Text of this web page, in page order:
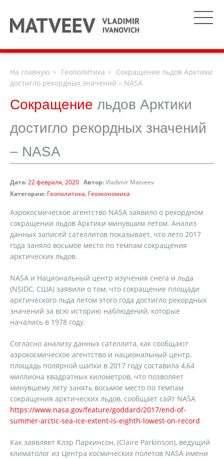
На главную Геополитика
Сокращение льдов Арктики
достигло рекордных значений – NASA
Сокращение льдов Арктики
достигло рекордных значений
– NASA
Дата:22 февраля, 2020 Автор:Vladimir Matveev
Категории: Геополитика Геоэкономика
Аэрокосмическое агентство NASA заявило о рекордном
сокращении льдов Арктики минувшим летом. Анализ
данных записей сателлитов показывает, что лето 2017
года заняло восьмое место по темпам сокращения
арктических льдов.
NASA и Национальный центр изучения снега и льда
(NSIDC, США) заявили о том, что сокращение площади
арктического льда летом этого года достигло рекордных
значений за всю историю наблюдений, которые
начались в 1978 году.
Согласно анализу данных сателлита, как сообщают
аэрокосмическое агентство и национальный центр,
площадь полярной шапки в 2017 году составила 4,64
миллиона квадратных километров, что позволяет
минувшему лету занять восьмое место по темпам
сокращения арктических льдов, сообщает сайт NASA
https://www.nasa.gov/feature/goddard/2017/end-of-
summer-arctic-sea-ice-extent-is-eighth-lowest-on-record
Как заявляет Клэр Паркинсон, (Claire Parkinson), ведущий
климатолог из Центра космических полетов NASA имени